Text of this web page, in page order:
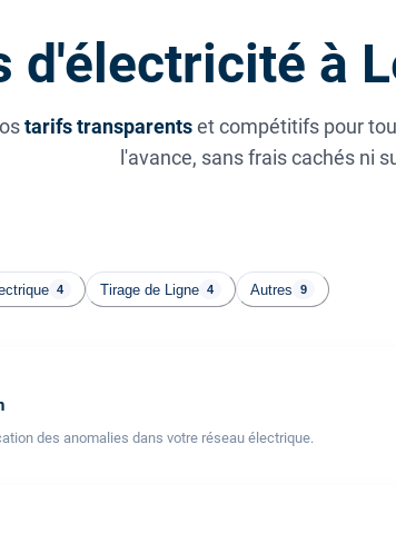
d'électricité à
tarifs transparentset compétitifs pour
l'avance, sans frais cachés ni
4 Tirage de Ligne 4 Autres 9
des anomalies dans votre réseau électrique.